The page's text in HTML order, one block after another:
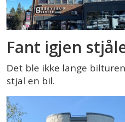
Fant igjen
Det ble ikke lange
stjal en bil.